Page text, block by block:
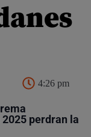
4:26 pm
2025 perdran la